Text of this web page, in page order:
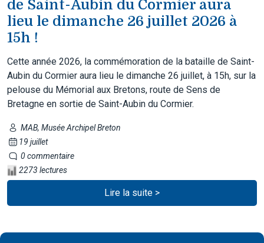
de Saint-Aubin du Cormier aura
lieu le dimanche 26 juillet 2026 à
15h !
Cette année 2026, la commémoration de la bataille de Saint-
Aubin du Cormier aura lieu le dimanche 26 juillet, à 15h, sur la
pelouse du Mémorial aux Bretons, route de Sens de
Bretagne en sortie de Saint-Aubin du Cormier.
MAB, Musée Archipel Breton
19 juillet
0 commentaire
2273 lectures
Lire la suite >